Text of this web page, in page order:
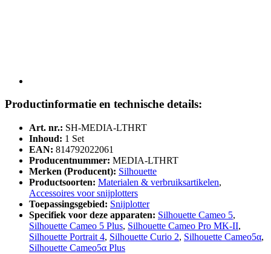
Productinformatie en technische details:
Art. nr.: SH-MEDIA-LTHRT
Inhoud: 1 Set
EAN: 814792022061
Producentnummer: MEDIA-LTHRT
Merken (Producent): Silhouette
Productsoorten: Materialen & verbruiksartikelen,
Accessoires voor snijplotters
Toepassingsgebied: Snijplotter
Specifiek voor deze apparaten: Silhouette Cameo 5,
Silhouette Cameo 5 Plus, Silhouette Cameo Pro MK-II,
Silhouette Portrait 4, Silhouette Curio 2, Silhouette Cameo5α,
Silhouette Cameo5α Plus